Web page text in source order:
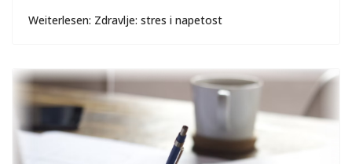
Weiterlesen: Zdravlje: stres i napetost